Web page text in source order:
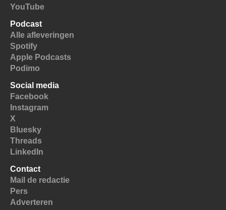
YouTube
Podcast
Alle afleveringen
Spotify
Apple Podcasts
Podimo
Social media
Facebook
Instagram
X
Bluesky
Threads
LinkedIn
Contact
Mail de redactie
Pers
Adverteren